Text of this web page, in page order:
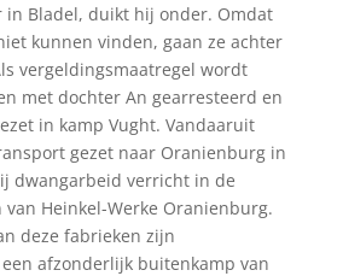
Bladel, duikt hij onder. Omdat
kunnen vinden, gaan ze achter
vergeldingsmaatregel wordt
met dochter An gearresteerd en
in kamp Vught. Vandaaruit
gezet naar Oranienburg in
dwangarbeid verricht in de
Heinkel-Werke Oranienburg.
deze fabrieken zijn
afzonderlijk buitenkamp van